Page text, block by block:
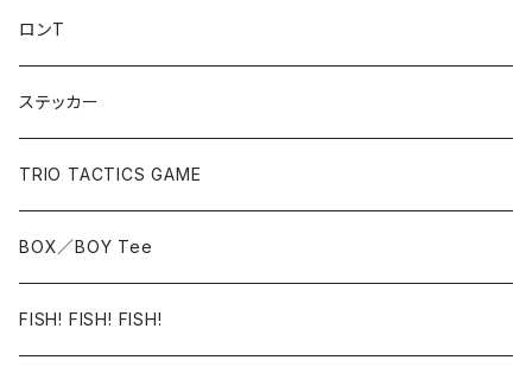
Mr.Nobite
FiSH
BIGMOUTH
BOX／BOY Tee
FISH! FISH! FISH!
ロンT
ステッカー
TRIO TACTICS GAME
BOX／BOY Tee
FISH! FISH! FISH!